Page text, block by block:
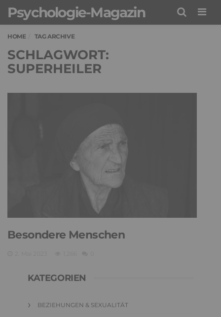
Psychologie-Magazin
HOME TAG ARCHIVE
SCHLAGWORT:
SUPERHEILER
Besondere Menschen
KATEGORIEN
BEZIEHUNGEN & SEXUALITÄT